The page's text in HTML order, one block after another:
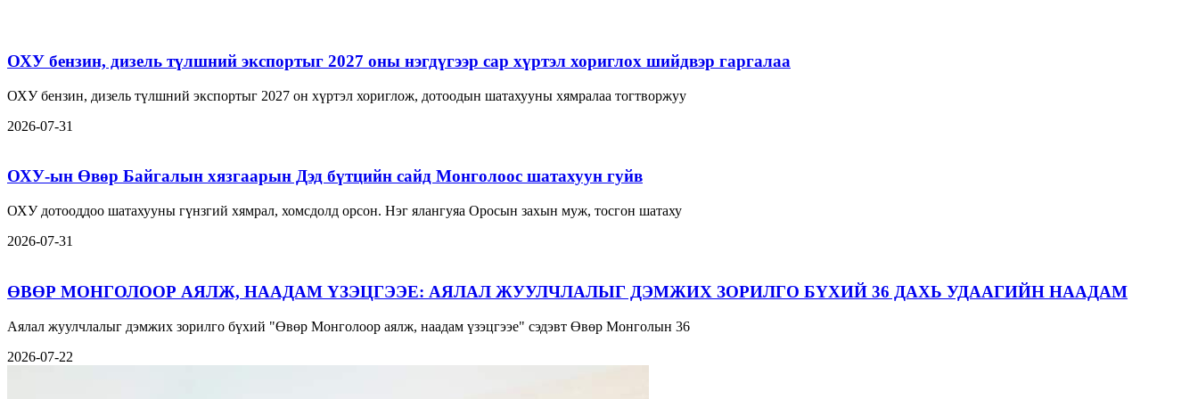
ОХУ бензин, дизель түлшний экспортыг 2027 оны нэгдүгээр сар хүртэл хориглох шийдвэр гаргалаа
ОХУ бензин, дизель түлшний экспортыг 2027 он хүртэл хориглож, дотоодын шатахууны хямралаа тогтворжуу
2026-07-31
ОХУ-ын Өвөр Байгалын хязгаарын Дэд бүтцийн сайд Монголоос шатахуун гуйв
ОХУ дотооддоо шатахууны гүнзгий хямрал, хомсдолд орсон. Нэг ялангуяа Оросын захын муж, тосгон шатаху
2026-07-31
ӨВӨР МОНГОЛООР АЯЛЖ, НААДАМ ҮЗЭЦГЭЭЕ: АЯЛАЛ ЖУУЛЧЛАЛЫГ ДЭМЖИХ ЗОРИЛГО БҮХИЙ 36 ДАХЬ УДААГИЙН НААДАМ
Аялал жуулчлалыг дэмжих зорилго бүхий "Өвөр Монголоор аялж, наадам үзэцгээе" сэдэвт Өвөр Монголын 36
2026-07-22